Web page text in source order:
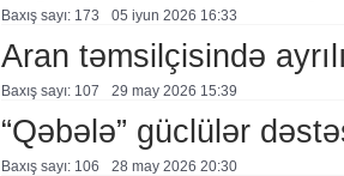
Baxış sayı: 173 05 i̇yun 2026 16:33
Aran təmsilçisində
Baxış sayı: 107 29 may 2026 15:39
“Qəbələ” güclülər
Baxış sayı: 106 28 may 2026 20:30